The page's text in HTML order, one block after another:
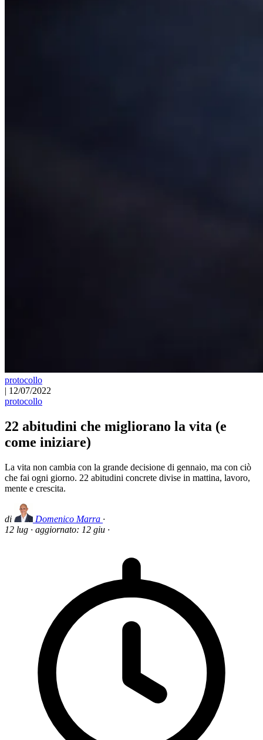
protocollo
| 12/07/2022
protocollo
22 abitudini che migliorano la vita (e
come iniziare)
La vita non cambia con la grande decisione di gennaio, ma con ciò
che fai ogni giorno. 22 abitudini concrete divise in mattina, lavoro,
mente e crescita.
di Domenico Marra ·
12 lug · aggiornato: 12 giu ·